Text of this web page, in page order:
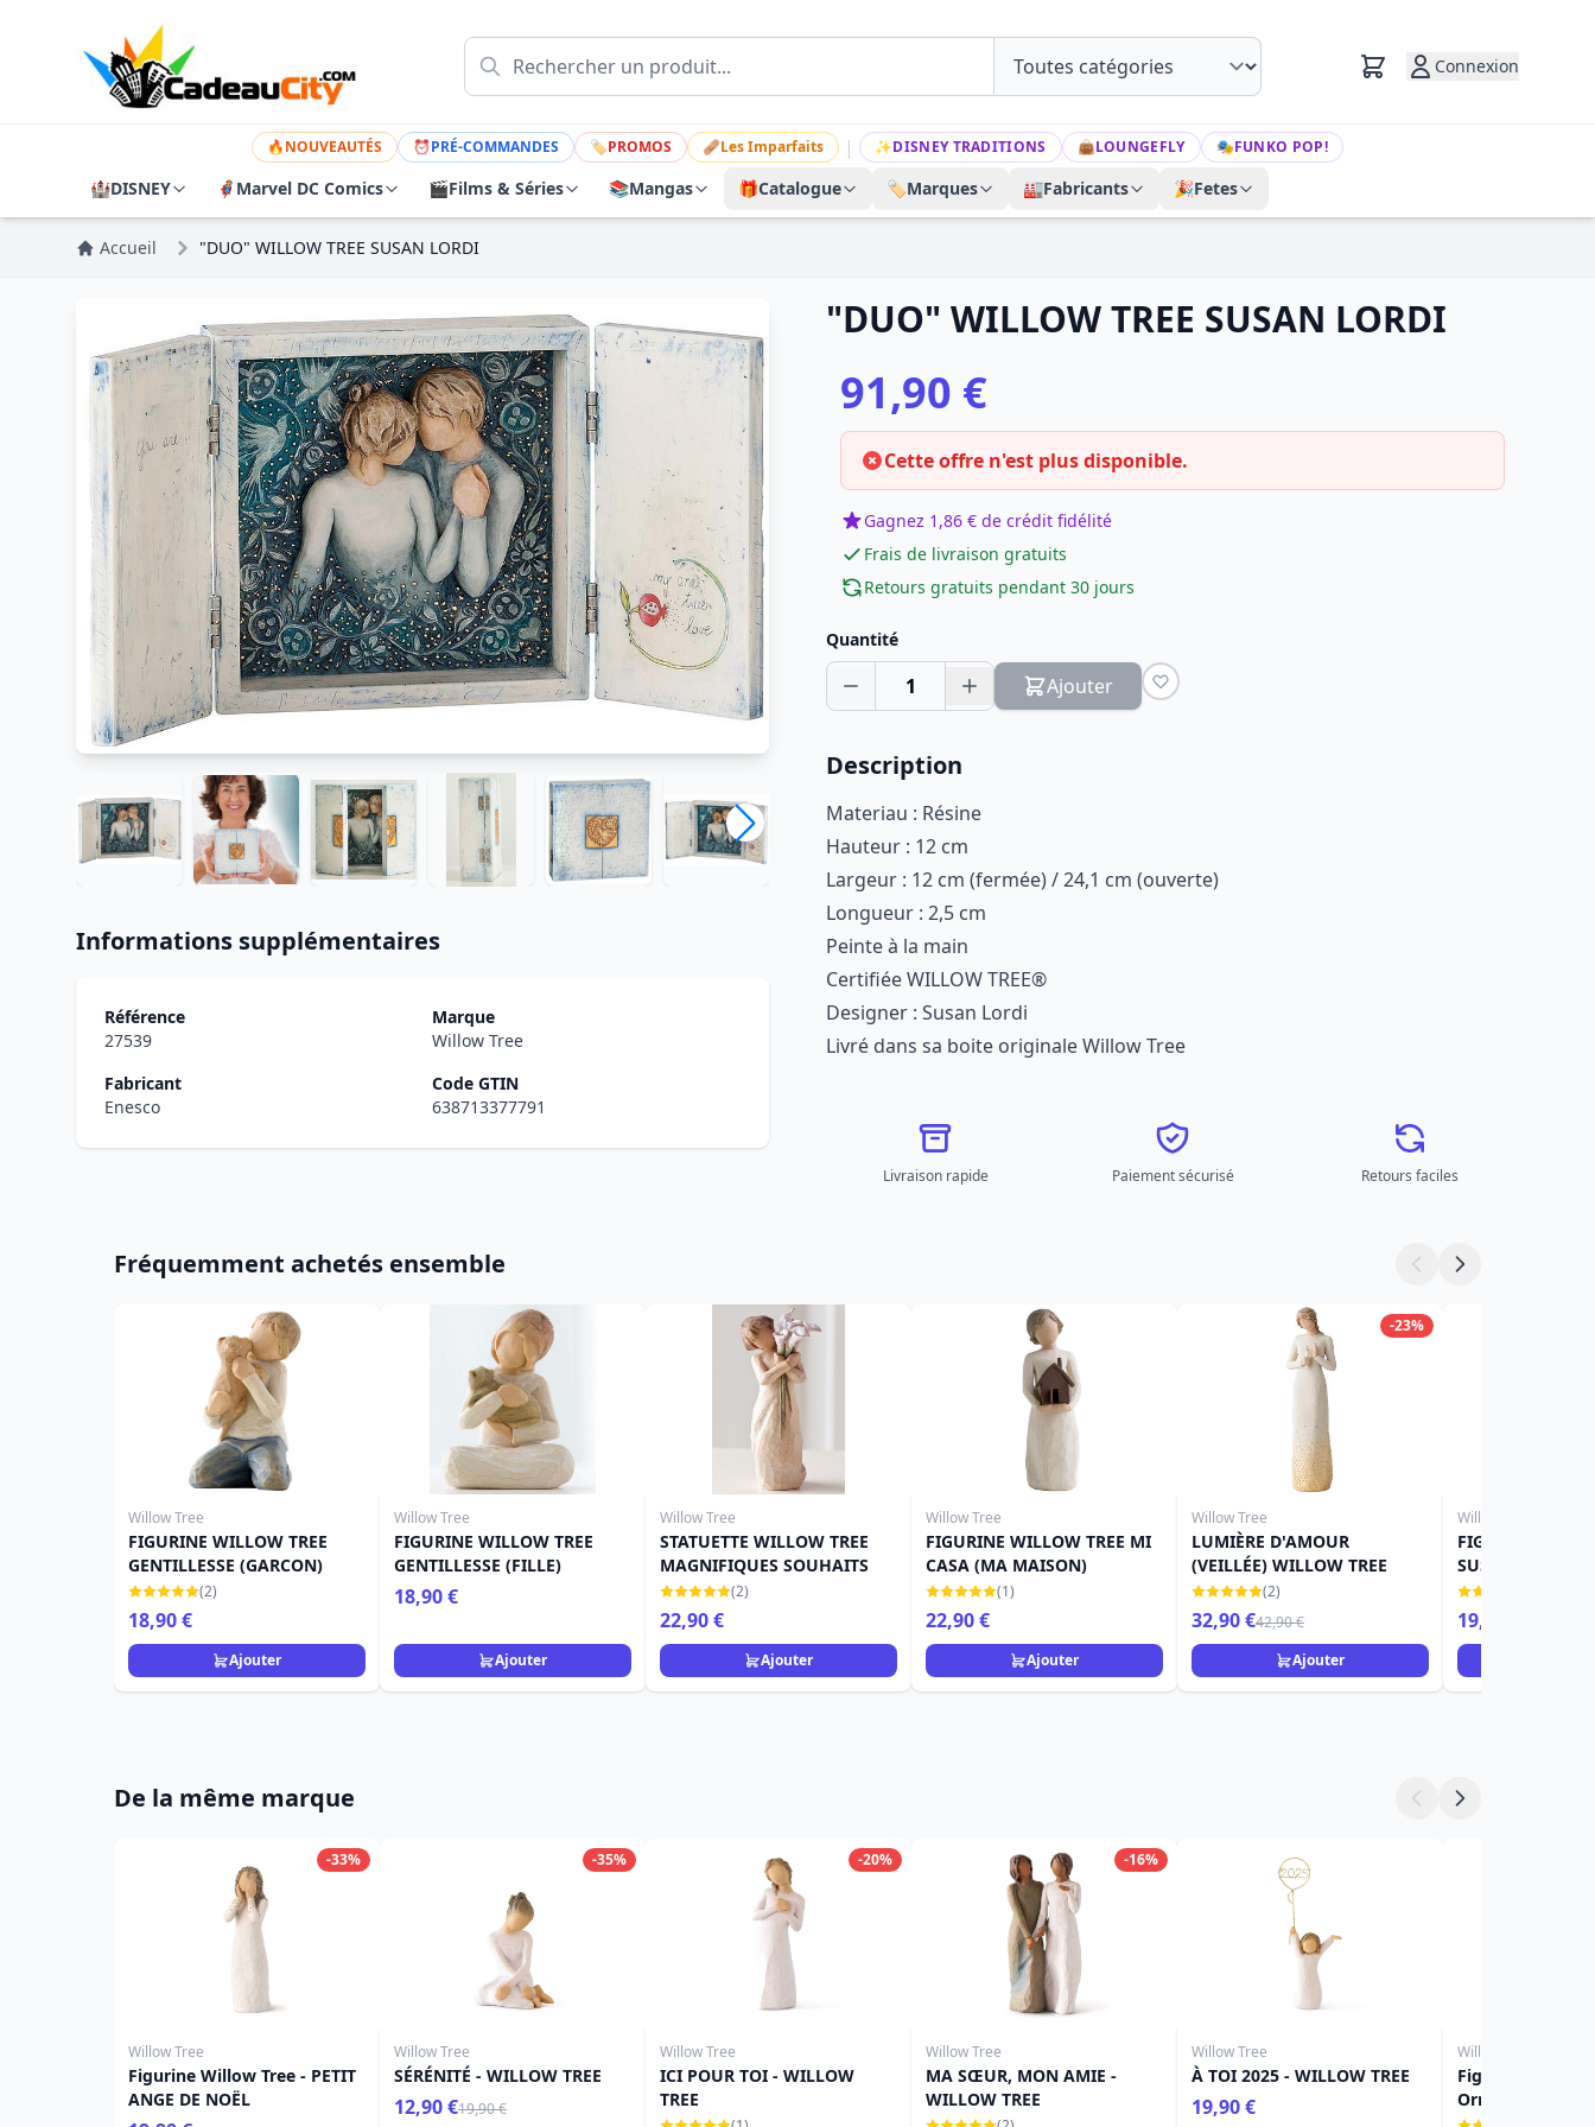
Connexion
🔥NOUVEAUTÉS ⏰PRÉ-COMMANDES 🏷PROMOS 🩹Les Imparfaits | ✨DISNEY TRADITIONS 👜LOUNGEFLY 🎭FUNKO POP!
🏰DISNEY 🦸 Marvel DC Comics 🎬Films & Séries 📚Mangas 🎁Catalogue 🏷️Marques 🏭Fabricants 🎉Fetes
Accueil "DUO" WILLOW TREE SUSAN LORDI
Informations supplémentaires
Référence
27539
Marque
Willow Tree
Fabricant
Enesco
Code GTIN
638713377791
"DUO" WILLOW TREE SUSAN LORDI
91,90 €
Cette offre n'est plus disponible.
Gagnez 1,86 € de crédit fidélité
Frais de livraison gratuits
Retours gratuits pendant 30 jours
Quantité
1 Ajouter
Description
Materiau : Résine
Hauteur : 12 cm
Largeur : 12 cm (fermée) / 24,1 cm (ouverte)
Longueur : 2,5 cm
Peinte à la main
Certifiée WILLOW TREE®
Designer : Susan Lordi
Livré dans sa boite originale Willow Tree
Livraison rapide Paiement sécurisé Retours faciles
Fréquemment achetés ensemble
Willow Tree
FIGURINE WILLOW TREE
GENTILLESSE (GARCON)
(2)
18,90 €
Ajouter
Willow Tree
FIGURINE WILLOW TREE
GENTILLESSE (FILLE)
18,90 €
Ajouter
Willow Tree
STATUETTE WILLOW TREE
MAGNIFIQUES SOUHAITS
(2)
22,90 €
Ajouter
Willow Tree
FIGURINE WILLOW TREE MI
CASA (MA MAISON)
(1)
22,90 €
Ajouter
-23%
Willow Tree
LUMIÈRE D'AMOUR
(VEILLÉE) WILLOW TREE
(2)
32,90 €42,90 €
Ajouter
Willow Tree
FIGURINE
SUSAN LORDI
19,90 €
De la même marque
-33%
Willow Tree
Figurine Willow Tree - PETIT
ANGE DE NOËL
-35%
Willow Tree
SÉRÉNITÉ - WILLOW TREE
12,90 €19,90 €
-20%
Willow Tree
ICI POUR TOI - WILLOW
TREE
-16%
Willow Tree
MA SŒUR, MON AMIE -
WILLOW TREE
Willow Tree
À TOI 2025 - WILLOW TREE
19,90 €
Willow Tree
Figurine Willow
Ornement fille